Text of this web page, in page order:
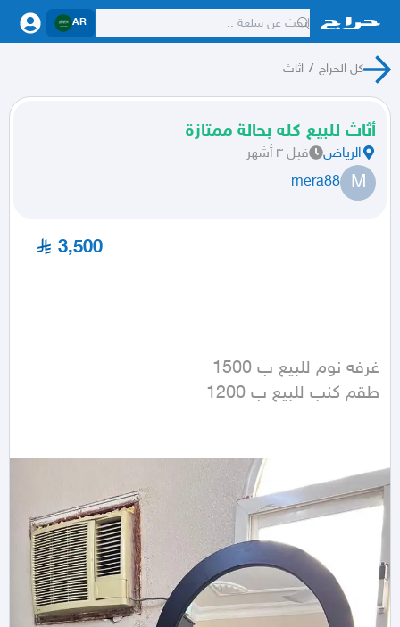
AR
كل الحراج / اثاث
أثاث للبيع كله بحالة ممتازة
الرياض قبل ٣ أشهر
M
mera88
3,500
طقم كنب للبيع ب 1200